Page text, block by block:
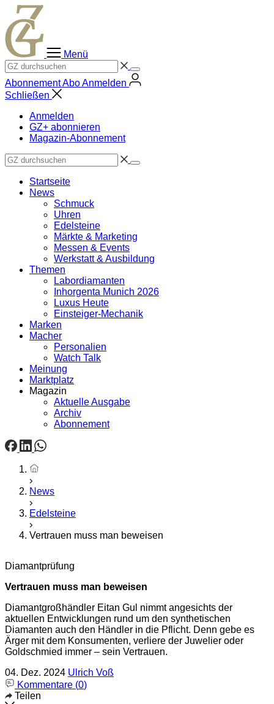
Zum
Inhalt
springen
Menü
AbonnementAboAnmelden
Schließen
Anmelden
GZ+ abonnieren
Magazin-Abonnement
Startseite
News
Schmuck
Uhren
Edelsteine
Märkte & Marketing
Messen & Events
Werkstatt & Ausbildung
Themen
Labordiamanten
Inhorgenta Munich 2026
Luxus Heute
Einsteiger-Mechanik
Marken
Macher
Personalien
Watch Talk
Meinung
Marktplatz
Magazin
Aktuelle Ausgabe
Archiv
Abonnement
Startseite
News
Edelsteine
Vertrauen muss man beweisen
Diamantprüfung
Vertrauen muss man beweisen
Diamantgroßhändler Eitan Gul nimmt angesichts der
aktuellen Entwicklungen rund um den synthetischen
Diamanten auch den Händler in die Pflicht. Denn gebe es
Ärger mit dem Konsumenten, verliere der Juwelier oder
Goldschmied immer – sein Vertrauen.
04. Dez. 2024 Ulrich Voß
Kommentare (0)
Teilen